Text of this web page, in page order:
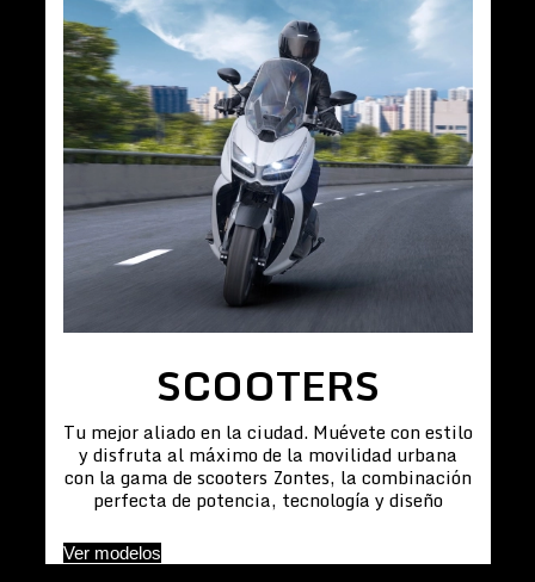
SCOOTERS
Tu mejor aliado en la ciudad. Muévete con estilo
y disfruta al máximo de la movilidad urbana
con la gama de scooters Zontes, la combinación
perfecta de potencia, tecnología y diseño
Ver modelos